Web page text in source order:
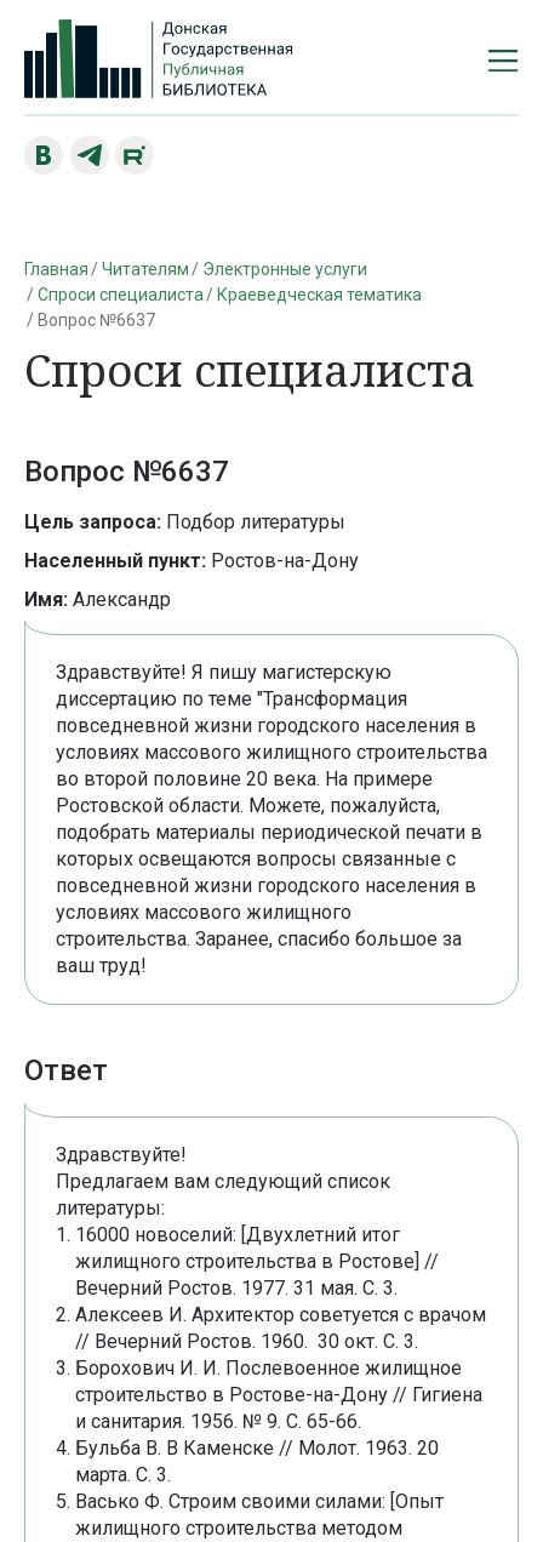
Главная Читателям
Электронные услуги
Спроси специалиста
Краеведческая тематика
Вопрос №6637
Спроси специалиста
Вопрос №6637
Цель запроса: Подбор литературы
Населенный пункт: Ростов-на-Дону
Имя: Александр
Здравствуйте! Я пишу магистерскую
диссертацию по теме "Трансформация
повседневной жизни городского населения в
условиях массового жилищного строительства
во второй половине 20 века. На примере
Ростовской области. Можете, пожалуйста,
подобрать материалы периодической печати в
которых освещаются вопросы связанные с
повседневной жизни городского населения в
условиях массового жилищного
строительства. Заранее, спасибо большое за
ваш труд!
Ответ
Здравствуйте!
Предлагаем вам следующий список
литературы:
16000 новоселий: [Двухлетний итог
жилищного строительства в Ростове] //
Вечерний Ростов. 1977. 31 мая. С. 3.
Алексеев И. Архитектор советуется с врачом
// Вечерний Ростов. 1960. 30 окт. С. 3.
Борохович И. И. Послевоенное жилищное
строительство в Ростове-на-Дону // Гигиена
и санитария. 1956. № 9. С. 65-66.
Бульба В. В Каменске // Молот. 1963. 20
марта. С. 3.
Васько Ф. Строим своими силами: [Опыт
жилищного строительства методом